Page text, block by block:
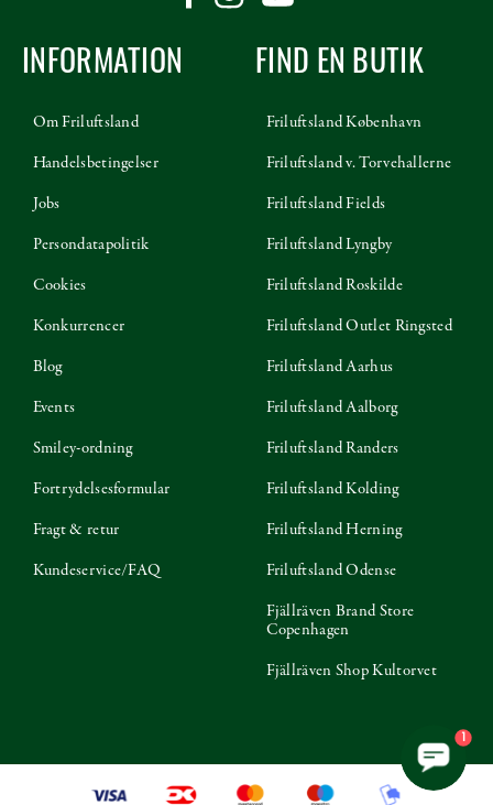
INFORMATION
Om Friluftsland
Handelsbetingelser
Jobs
Persondatapolitik
Cookies
Konkurrencer
Blog
Events
Smiley-ordning
Fortrydelsesformular
Fragt & retur
Kundeservice/FAQ
FIND EN BUTIK
Friluftsland København
Friluftsland v. Torvehallerne
Friluftsland Fields
Friluftsland Lyngby
Friluftsland Roskilde
Friluftsland Outlet Ringsted
Friluftsland Aarhus
Friluftsland Aalborg
Friluftsland Randers
Friluftsland Kolding
Friluftsland Herning
Friluftsland Odense
Fjällräven Brand Store
Copenhagen
Fjällräven Shop Kultorvet
1